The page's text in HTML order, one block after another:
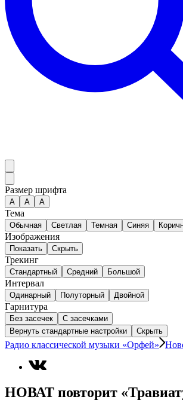
Размер шрифта
А A A
Тема
Обычная Светлая Темная Синяя
Изображения
Показать Скрыть
Трекинг
Стандартный Средний Большой
Интервал
Одинарный Полуторный Двойной
Гарнитура
Без засечек
С засечками
Вернуть стандартные настройки
Скрыть
Радио классической музыки «Орфей»
НОВАТ повторит